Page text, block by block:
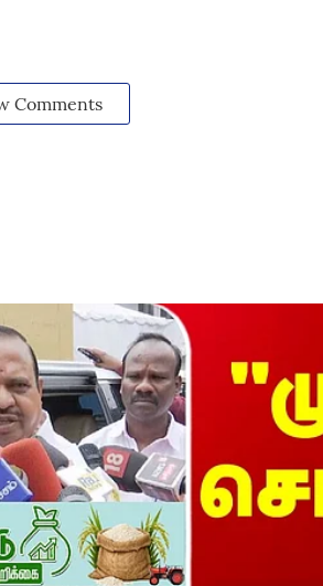
Comments